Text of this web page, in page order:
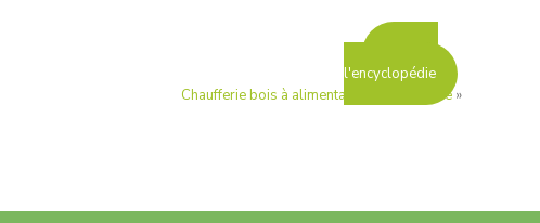
Chaufferie bois à alimentation automatique»
l'encyclopédie